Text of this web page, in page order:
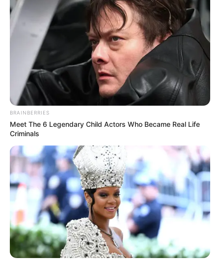
Posted
in
Friss hírek
GYÁSZBAN AZ ORSZÁG! 🕯️ 1
perce jött a tragikus hír! Fenyő
Miklós után Ő is elment.. –
Felfoghatatlan veszteség
mindenki számára 🖤 👇𝐂𝐢𝐤𝐤 𝐚
𝐡𝐨𝐳𝐳𝐚́𝐬𝐳𝐨́𝐥𝐚́𝐬𝐨𝐤𝐧𝐚́𝐥!
by Szerző • March 3, 2026
BRAINBERRIES
Meet The 6 Legendary Child Actors Who Became Real Life
Criminals